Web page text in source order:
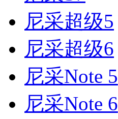
尼采超级5
尼采超级6
尼采Note 5
尼采Note 6